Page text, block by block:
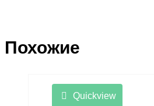
Похожие
Quickview